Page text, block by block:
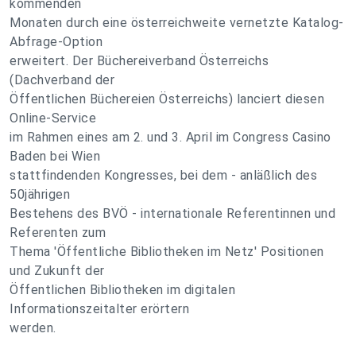
kommenden
Monaten durch eine österreichweite vernetzte Katalog-
Abfrage-Option
erweitert. Der Büchereiverband Österreichs
(Dachverband der
Öffentlichen Büchereien Österreichs) lanciert diesen
Online-Service
im Rahmen eines am 2. und 3. April im Congress Casino
Baden bei Wien
stattfindenden Kongresses, bei dem - anläßlich des
50jährigen
Bestehens des BVÖ - internationale Referentinnen und
Referenten zum
Thema 'Öffentliche Bibliotheken im Netz' Positionen
und Zukunft der
Öffentlichen Bibliotheken im digitalen
Informationszeitalter erörtern
werden.